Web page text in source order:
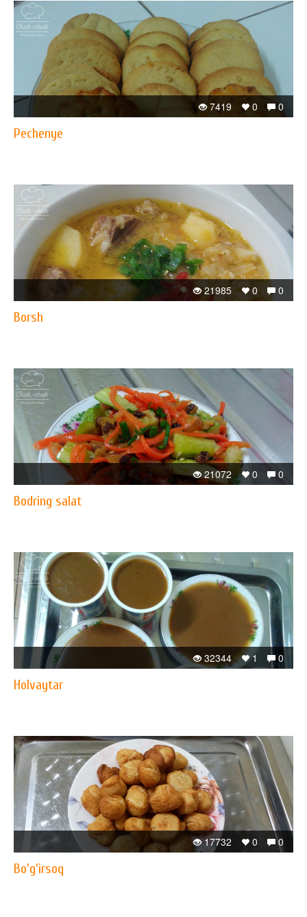
0
0
7419
Pechenye
0
0
21985
Borsh
0
0
21072
Bodring salat
0
1
32344
Holvaytar
0
0
17732
Bo'g'irsoq